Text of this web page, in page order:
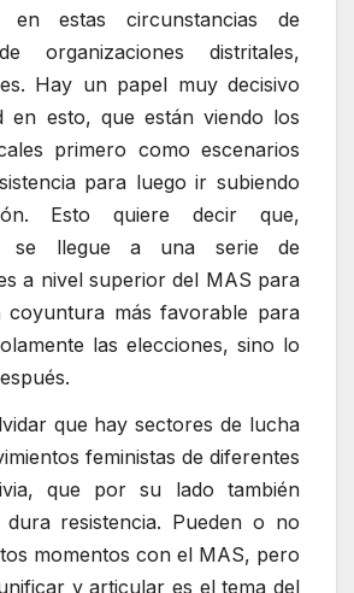
en estas circunstancias de
organizaciones distritales,
Hay un papel muy decisivo
en esto, que están viendo los
primero como escenarios
para luego ir subiendo
Esto quiere decir que,
se llegue a una serie de
a nivel superior del MAS para
más favorable para
las elecciones, sino lo
que hay sectores de lucha
feministas de diferentes
que por su lado también
resistencia. Pueden o no
momentos con el MAS, pero
y articular es el tema del